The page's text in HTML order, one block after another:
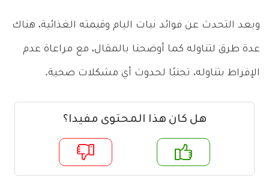
وبعد التحدث عن فوائد نبات اليام وقيمته الغذائية، هناك
عدة طرق لتناوله كما أوضحنا بالمقال، مع مراعاة عدم
الإفراط بتناوله، تجنبًا لحدوث أي مشكلات صحية.
هل كان هذا المحتوى مفيدا؟
لا